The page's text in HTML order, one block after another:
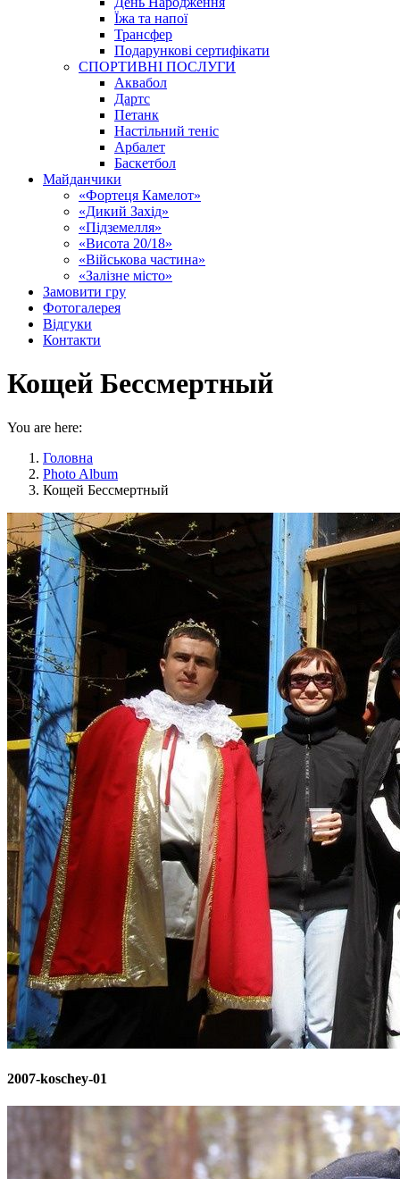
Їжа та напої
Трансфер
Подарункові сертифікати
СПОРТИВНІ ПОСЛУГИ
Аквабол
Дартс
Петанк
Настільний теніс
Арбалет
Баскетбол
Майданчики
«Фортеця Камелот»
«Дикий Захід»
«Підземелля»
«Висота 20/18»
«Військова частина»
«Залізне місто»
Замовити гру
Фотогалерея
Відгуки
Контакти
Кощей Бессмертный
You are here:
Головна
Photo Album
Кощей Бессмертный
2007-koschey-01